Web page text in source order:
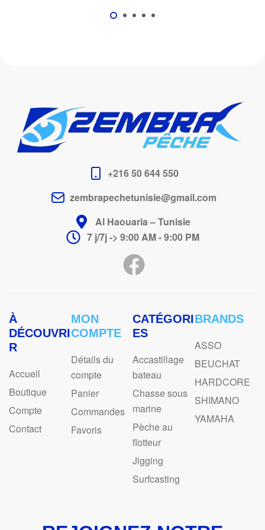
+216 50 644 550
zembrapechetunisie@gmail.com
Al Haouaria – Tunisie
7 j/7j -> 9:00 AM - 9:00 PM
À
DÉCOUVRI
R
Accueil
Boutique
Compte
Contact
MON
COMPTE
Détails du
compte
Panier
Commandes
Favoris
CATÉGORI
ES
Accastillage
bateau
Chasse sous
marine
Pèche au
flotteur
Jigging
Surfcasting
BRANDS
ASSO
BEUCHAT
HARDCORE
SHIMANO
YAMAHA